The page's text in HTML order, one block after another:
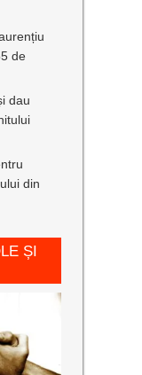
de
dau
din
ȘI